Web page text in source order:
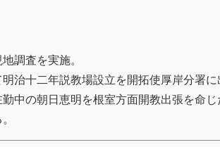
調査を実施。
治十二年説教場設立を開拓使厚岸分署
中の朝日恵明を根室方面開教出張を命